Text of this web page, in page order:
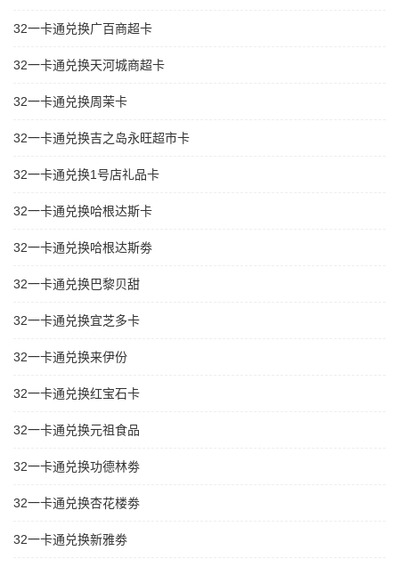
32一卡通兑换广百商超卡
32一卡通兑换天河城商超卡
32一卡通兑换周茉卡
32一卡通兑换吉之岛永旺超市卡
32一卡通兑换1号店礼品卡
32一卡通兑换哈根达斯卡
32一卡通兑换哈根达斯劵
32一卡通兑换巴黎贝甜
32一卡通兑换宜芝多卡
32一卡通兑换来伊份
32一卡通兑换红宝石卡
32一卡通兑换元祖食品
32一卡通兑换功德林劵
32一卡通兑换杏花楼劵
32一卡通兑换新雅劵